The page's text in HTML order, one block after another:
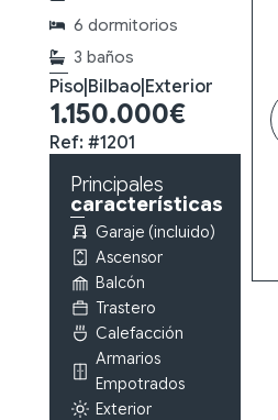
6 dormitorios
3 baños
Piso| Bilbao| Exterior
1.150.000€
Ref: #1201
Principales
características
Garaje (incluido)
Ascensor
Balcón
Trastero
Calefacción
Armarios
Empotrados
Exterior